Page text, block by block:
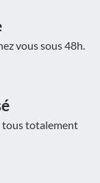
vous sous 48h.
tous totalement